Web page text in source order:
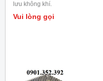
lưu không khí.
Vui lòng gọi